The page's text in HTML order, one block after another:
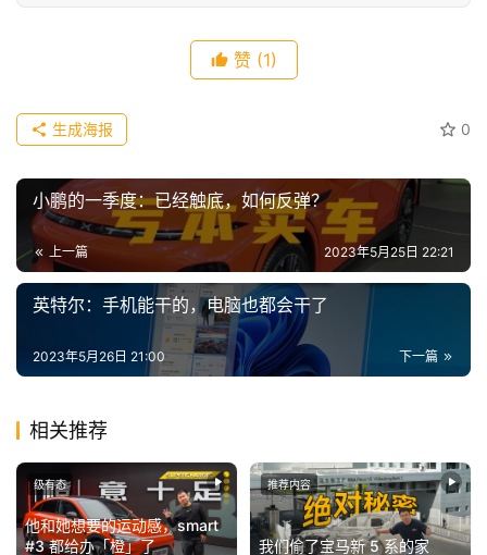
I
冒
家
新
闻
资
于
我
们
赞 (1)
0
生成海报
小鹏的一季度：已经触底，如何反弹？
上一篇 2023年5月25日 22:21
英特尔：手机能干的，电脑也都会干了
下一篇
2023年5月26日 21:00
相关推荐
他和她想要的运动感，smart
#3 都给办「橙」了
级有态
我们偷了宝马新 5 系的家
推荐内容